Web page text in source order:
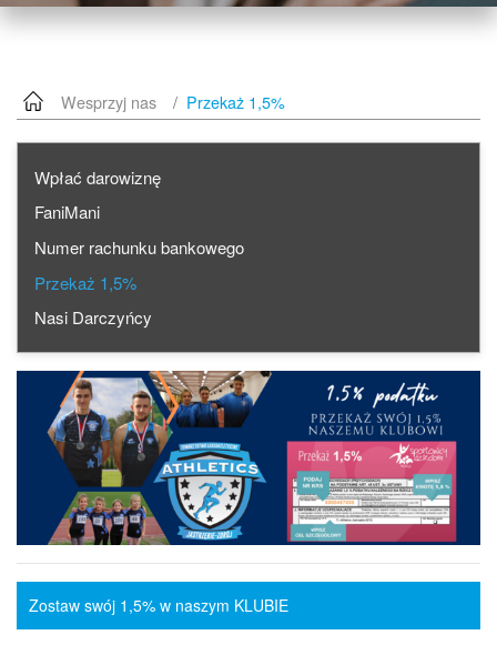
Wesprzyj nas Przekaż 1,5%
Wpłać darowiznę
FaniMani
Numer rachunku bankowego
Przekaż 1,5%
Nasi Darczyńcy
Zostaw swój 1,5% w naszym KLUBIE